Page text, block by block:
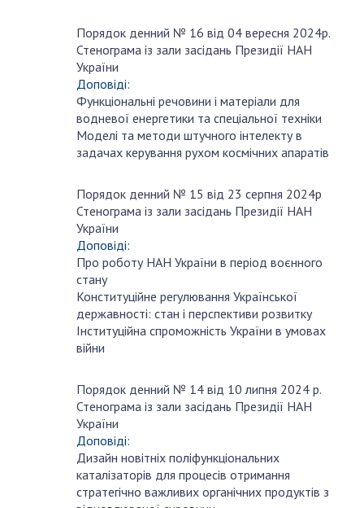
Порядок денний № 16 від 04 вересня 2024р.
Стенограма із зали засідань Президії НАН
України
Доповіді:
Функціональні речовини і матеріали для
водневої енергетики та спеціальної техніки
Моделі та методи штучного інтелекту в
задачах керування рухом космічних апаратів
Порядок денний № 15 від 23 серпня 2024р
Стенограма із зали засідань Президії НАН
України
Доповіді:
Про роботу НАН України в період воєнного
стану
Конституційне регулювання Української
державності: стан і перспективи розвитку
Інституційна спроможність України в умовах
війни
Порядок денний № 14 від 10 липня 2024 р.
Стенограма із зали засідань Президії НАН
України
Доповіді:
Дизайн новітніх поліфункціональних
каталізаторів для процесів отримання
стратегічно важливих органічних продуктів з